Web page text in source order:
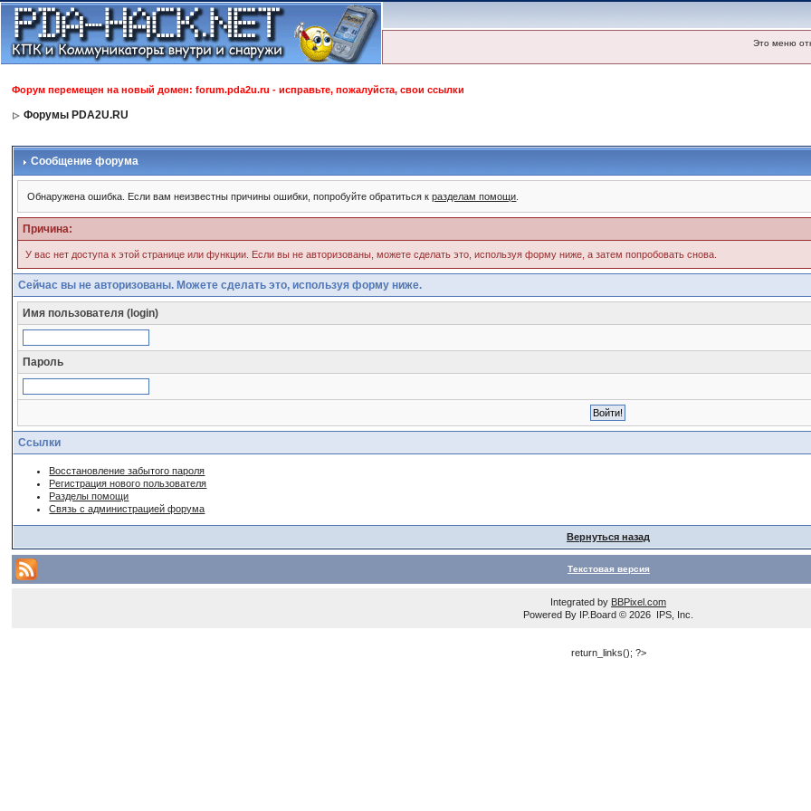
Это меню
Форум перемещен на новый домен: forum.pda2u.ru - исправьте, пожалуйста, свои ссылки
Форумы PDA2U.RU
Сообщение форума
Обнаружена ошибка. Если вам неизвестны причины ошибки, попробуйте обратиться кразделам помощи
Причина:
У вас нет доступа к этой странице или функции. Если вы не авторизованы, можете сделать это, используя форму ниже, а затем попробовать снова.
Сейчас вы не авторизованы. Можете сделать это, используя форму ниже.
Имя пользователя (login)
Пароль
Ссылки
Восстановление забытого пароля
Регистрация нового пользователя
Разделы помощи
Связь с администрацией форума
Вернуться назад
Текстовая версия
Integrated by BBPixel.com
Powered By IP.Board© 2026 IPS, Inc
return_links(); ?>